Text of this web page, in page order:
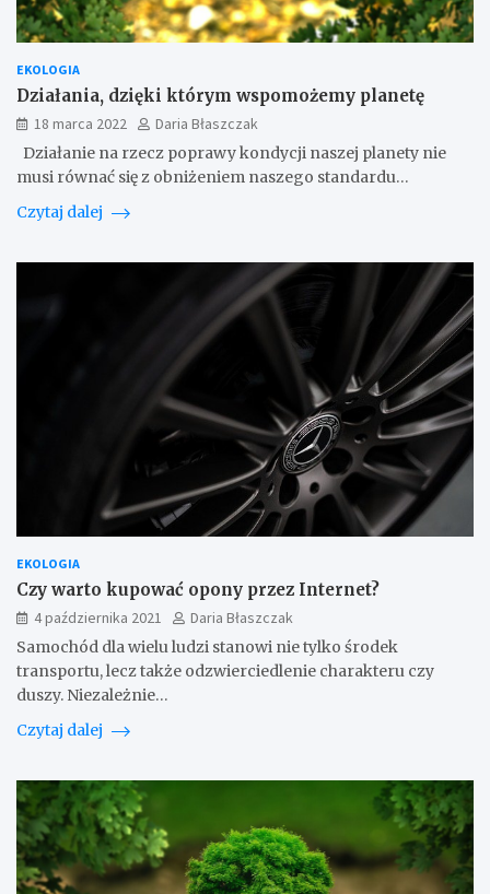
EKOLOGIA
Działania, dzięki którym wspomożemy planetę
18 marca 2022
Daria Błaszczak
Działanie na rzecz poprawy kondycji naszej planety nie
musi równać się z obniżeniem naszego standardu…
Czytaj dalej
EKOLOGIA
Czy warto kupować opony przez Internet?
4 października 2021
Daria Błaszczak
Samochód dla wielu ludzi stanowi nie tylko środek
transportu, lecz także odzwierciedlenie charakteru czy
duszy. Niezależnie…
Czytaj dalej